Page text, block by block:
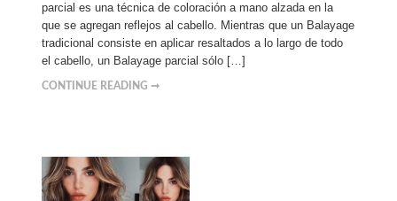
parcial es una técnica de coloración a mano alzada en la
que se agregan reflejos al cabello. Mientras que un Balayage
tradicional consiste en aplicar resaltados a lo largo de todo
el cabello, un Balayage parcial sólo […]
CONTINUE READING ➞